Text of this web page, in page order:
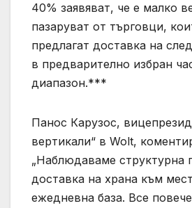
40% заявяват, че е малко
пазаруват от търговци,
предлагат доставка на
в предварително избран
диапазон.***
Панос Карузос,
вертикали“ в Wolt,
„Наблюдаваме структурна
доставка на храна към
ежедневна база. Все